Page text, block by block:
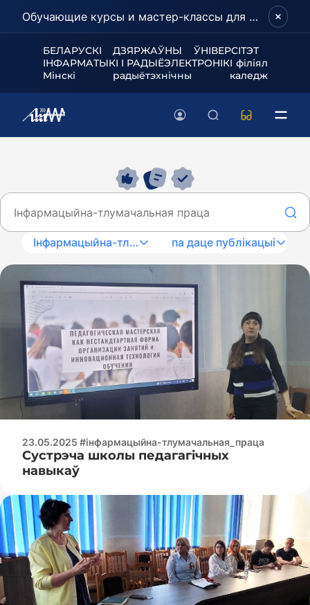
Обучающие курсы и мастер-классы для школьников и абитуриентов!
БЕЛАРУСКІ ДЗЯРЖАЎНЫ ЎНІВЕРСІТЭТ
ІНФАРМАТЫКІ І РАДЫЁЭЛЕКТРОНІКІ філіял
Мінскі радыётэхнічны каледж
Інфармацыйна-тлумачальная праца
па даце публікацыі
23.05.2025 #інфармацыйна-тлумачальная_праца
Сустрэча школы педагагічных
навыкаў